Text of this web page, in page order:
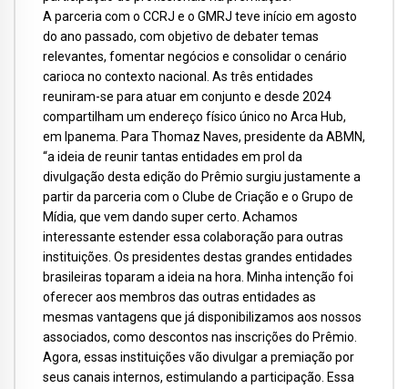
A parceria com o CCRJ e o GMRJ teve início em agosto
do ano passado, com objetivo de debater temas
relevantes, fomentar negócios e consolidar o cenário
carioca no contexto nacional. As três entidades
reuniram-se para atuar em conjunto e desde 2024
compartilham um endereço físico único no Arca Hub,
em Ipanema. Para Thomaz Naves, presidente da ABMN,
“a ideia de reunir tantas entidades em prol da
divulgação desta edição do Prêmio surgiu justamente a
partir da parceria com o Clube de Criação e o Grupo de
Mídia, que vem dando super certo. Achamos
interessante estender essa colaboração para outras
instituições. Os presidentes destas grandes entidades
brasileiras toparam a ideia na hora. Minha intenção foi
oferecer aos membros das outras entidades as
mesmas vantagens que já disponibilizamos aos nossos
associados, como descontos nas inscrições do Prêmio.
Agora, essas instituições vão divulgar a premiação por
seus canais internos, estimulando a participação. Essa